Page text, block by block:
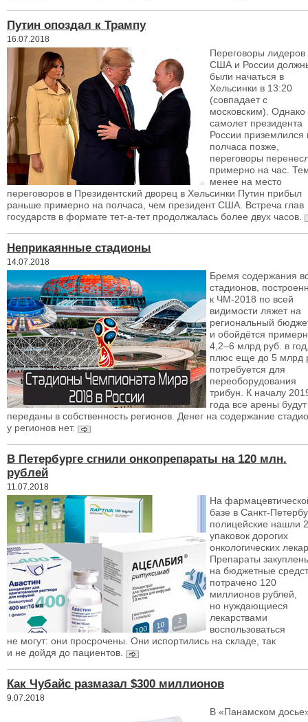
Путин опоздал к Трампу
16.07.2018
Переговоры лидеров
США и России
были начаться в
Хельсинки в 13:20
(совпадает с
московским). Однако
самолет президента
России приземлился
полчаса позже,
переговоры
примерно на час.
менее на место
переговоров в Президентский дворец в Хельсинки Путин прибыл
раньше примерно на полчаса, чем президент США. Встреча глав
государств в формате тет-а-тет продолжалась более двух часов.
Неприкаянные стадионы
14.07.2018
Бремя содержания
стадионов,
к ЧМ-2018 по всей
видимости ляжет на
региональный
и обойдётся
4,2–6 млрд руб. в
плюс еще до 5 млрд
потребуется для
переоборудования
трибун. К началу
года все арены будут
переданы в собственность регионов. Денег на содержание
у регионов нет.
В Петербурге сгнили онкопрепараты на 120 млн.
рублей
11.07.2018
На
базе в Санкт-
полицейские нашли
упаковок дорогих
онкологических
Препараты
на бюджетные
потрачено 120
миллионов рублей,
но нуждающиеся
лекарствами
воспользоваться
не могут: они просрочены. Они испортились на складе, так
и не дойдя до пациентов.
Как Чубайс размазал $300 миллионов
9.07.2018
В «Панамском